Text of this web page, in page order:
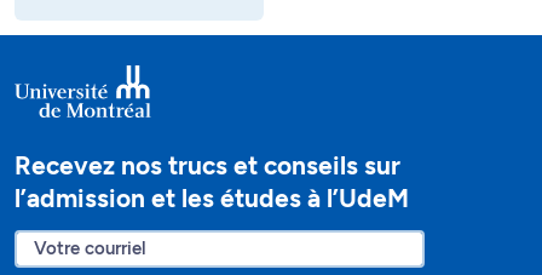
Recevez nos trucs et conseils sur
l’admission et les études à l’UdeM